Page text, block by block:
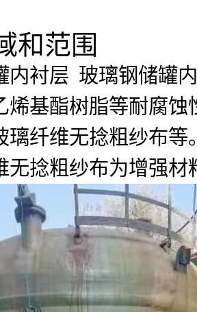
和范围
内衬层 玻璃钢储罐
烯基酯树脂等耐腐
璃纤维无捻粗纱布
无捻粗纱布为增强